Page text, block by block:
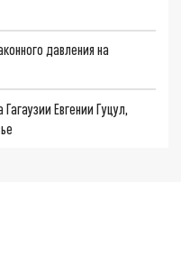
давления на
Евгении Гуцул,